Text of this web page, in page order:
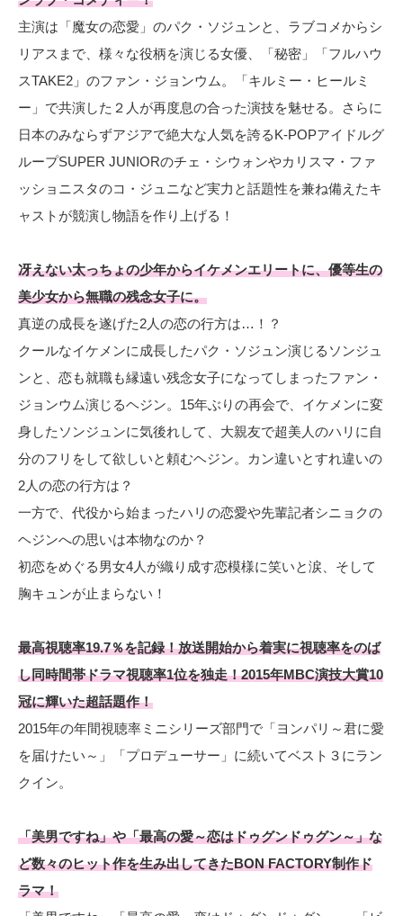
主演は「魔女の恋愛」のパク・ソジュンと、ラブコメからシ
リアスまで、様々な役柄を演じる女優、「秘密」「フルハウ
スTAKE2」のファン・ジョンウム。「キルミー・ヒールミ
ー」で共演した２人が再度息の合った演技を魅せる。さらに
日本のみならずアジアで絶大な人気を誇るK-POPアイドルグ
ループSUPER JUNIORのチェ・シウォンやカリスマ・ファ
ッショニスタのコ・ジュニなど実力と話題性を兼ね備えたキ
ャストが競演し物語を作り上げる！
冴えない太っちょの少年からイケメンエリートに、優等生の
美少女から無職の残念女子に。
真逆の成長を遂げた2人の恋の行方は…！？
クールなイケメンに成長したパク・ソジュン演じるソンジュ
ンと、恋も就職も縁遠い残念女子になってしまったファン・
ジョンウム演じるヘジン。15年ぶりの再会で、イケメンに変
身したソンジュンに気後れして、大親友で超美人のハリに自
分のフリをして欲しいと頼むヘジン。カン違いとすれ違いの
2人の恋の行方は？
一方で、代役から始まったハリの恋愛や先輩記者シニョクの
ヘジンへの思いは本物なのか？
初恋をめぐる男女4人が織り成す恋模様に笑いと涙、そして
胸キュンが止まらない！
最高視聴率19.7％を記録！放送開始から着実に視聴率をのば
し同時間帯ドラマ視聴率1位を独走！2015年MBC演技大賞10
冠に輝いた超話題作！
2015年の年間視聴率ミニシリーズ部門で「ヨンパリ～君に愛
を届けたい～」「プロデューサー」に続いてベスト３にラン
クイン。
「美男ですね」や「最高の愛～恋はドゥグンドゥグン～」な
ど数々のヒット作を生み出してきたBON FACTORY制作ド
ラマ！